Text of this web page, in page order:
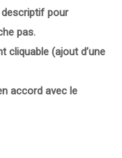
pour
pas.
cliquable (ajout d’une
accord avec le